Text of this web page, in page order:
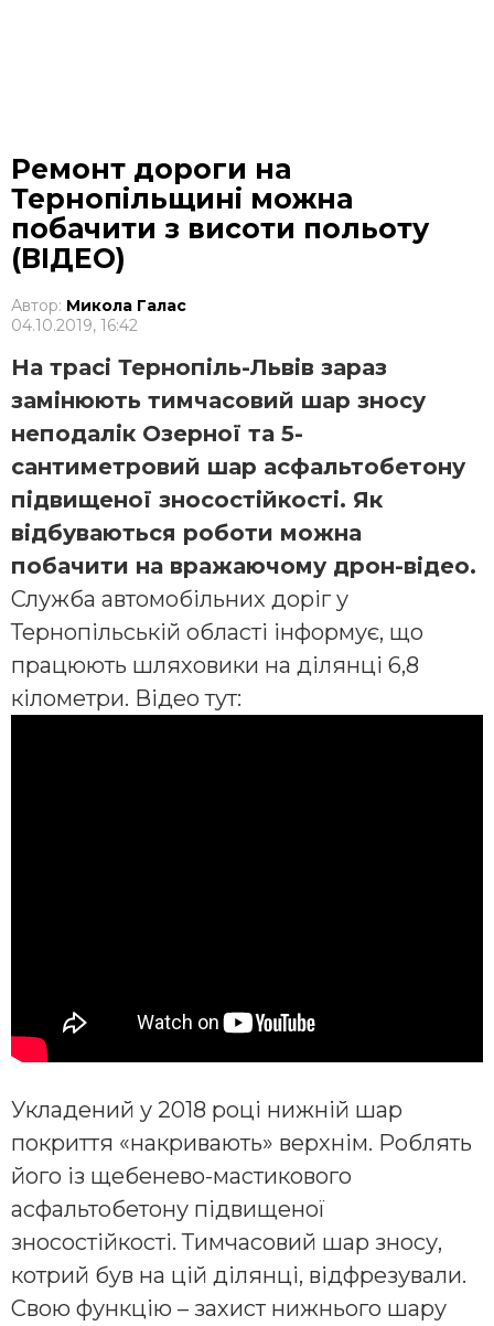
Ремонт дороги на
Тернопільщині можна
побачити з висоти польоту
(ВІДЕО)
Автор: Микола Галас
04.10.2019, 16:42
На трасі Тернопіль-Львів зараз
замінюють тимчасовий шар зносу
неподалік Озерної та 5-
сантиметровий шар асфальтобетону
підвищеної зносостійкості. Як
відбуваються роботи можна
побачити на вражаючому дрон-відео.
Служба автомобільних доріг у
Тернопільській області інформує, що
працюють шляховики на ділянці 6,8
кілометри. Відео тут:
Укладений у 2018 році нижній шар
покриття «накривають» верхнім. Роблять
його із щебенево-мастикового
асфальтобетону підвищеної
зносостійкості. Тимчасовий шар зносу,
котрий був на цій ділянці, відфрезували.
Свою функцію – захист нижнього шару